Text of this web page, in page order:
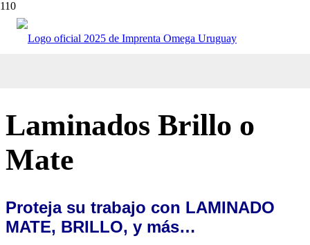
Inicio
Laminados Brillo o
Mate
Proteja su trabajo con LAMINADO
MATE, BRILLO, y más…